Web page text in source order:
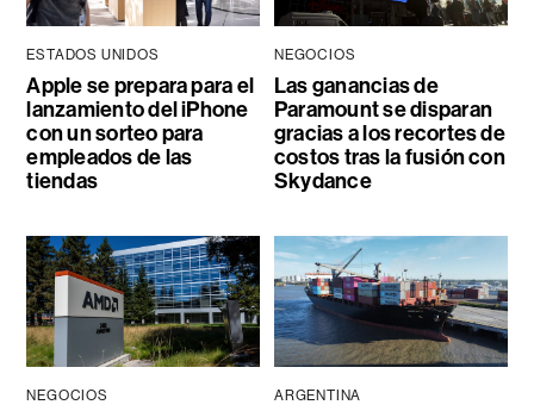
ESTADOS UNIDOS
Apple se prepara para el
lanzamiento del iPhone
con un sorteo para
empleados de las
tiendas
NEGOCIOS
Las ganancias de
Paramount se disparan
gracias a los recortes de
costos tras la fusión con
Skydance
NEGOCIOS ARGENTINA